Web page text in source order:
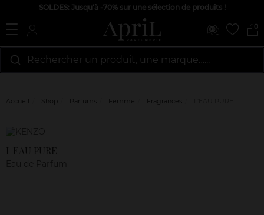
SOLDES: Jusqu'à -70% sur une sélection de produits !
0
Rechercher un produit, une marque…...
Accueil Shop Parfums Femme Fragrances
Marque
L'EAU PURE